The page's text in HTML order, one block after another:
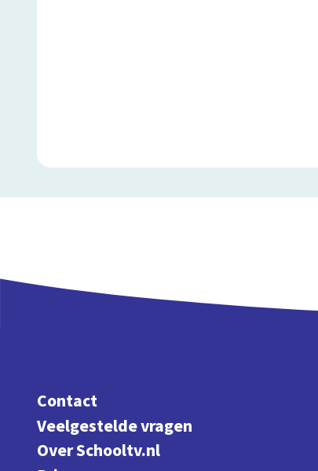
Contact
Veelgestelde vragen
Over Schooltv.nl